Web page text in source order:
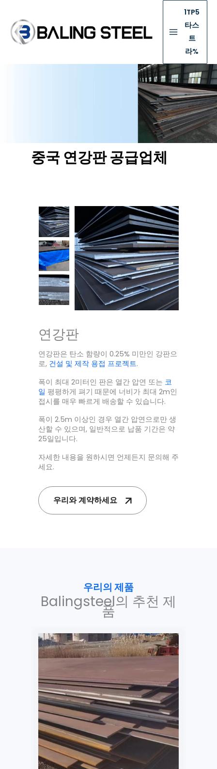
1TP5
타스
트
라%
중국 연강판 공급업체
연강판
연강판은 탄소 함량이 0.25% 미만인 강판으
로, 건설 및 제작 용접 프로젝트.
폭이 최대 2미터인 판은 열간 압연 또는 코
일 평평하게 펴기 때문에 너비가 최대 2m인
접시를 매우 빠르게 배송할 수 있습니다.
폭이 2.5m 이상인 경우 열간 압연으로만 생
산할 수 있으며, 일반적으로 납품 기간은 약
25일입니다.
자세한 내용을 원하시면 언제든지 문의해 주
세요.
우리와 계약하세요
우리의 제품
Balingsteel의 추천 제
품